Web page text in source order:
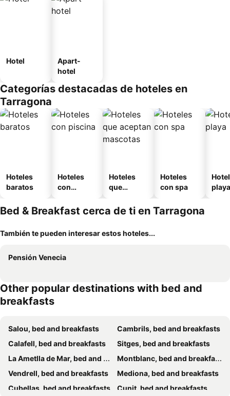
Hotel
Apart-
hotel
Categorías destacadas de hoteles en
Tarragona
Hoteles
baratos
Hoteles
con
Hoteles
que
mascotas
Hoteles
con spa
playa
Bed & Breakfast cerca de ti en Tarragona
También te pueden interesar estos hoteles...
Pensión Venecia
Other popular destinations with bed and
breakfasts
Salou, bed and breakfasts
Cambrils, bed and breakfasts
Calafell, bed and breakfasts
Sitges, bed and breakfasts
La Ametlla de Mar, bed and breakfasts
Montblanc, bed and breakfasts
Vendrell, bed and breakfasts
Mediona, bed and breakfasts
Cubellas, bed and breakfasts
Cunit, bed and breakfasts